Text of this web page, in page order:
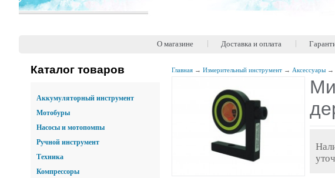
О магазине Доставка и оплата
Каталог товаров
Аккумуляторный инструмент
Мотобуры
Насосы и мотопомпы
Ручной инструмент
Техника
Компрессоры
Главная → Измерительный инструмент → Аксессуары →